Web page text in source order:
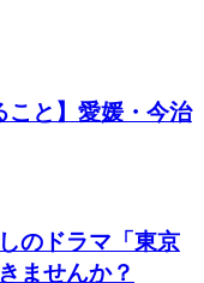
こと】愛媛・今治
のドラマ「東京
ませんか？